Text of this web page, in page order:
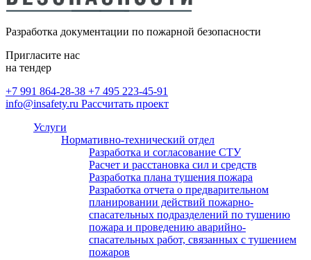
Разработка документации по пожарной безопасности
Пригласите нас
на тендер
+7 991 864-28-38 +7 495 223-45-91
info@insafety.ru Рассчитать проект
Услуги
Нормативно-технический отдел
Разработка и согласование СТУ
Расчет и расстановка сил и средств
Разработка плана тушения пожара
Разработка отчета о предварительном
планировании действий пожарно-
спасательных подразделений по тушению
пожара и проведению аварийно-
спасательных работ, связанных с тушением
пожаров
безопасности
Расчет категорий по пожарной и
взрывопожарной опасности,
определение классов зон по ПУЭ
Пожарный аутсорсинг
Монтаж внутреннего
(ВПВ)